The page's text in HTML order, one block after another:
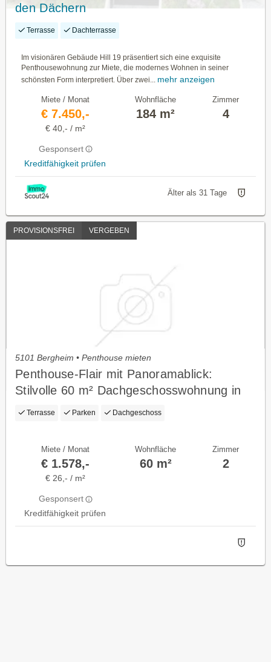
den Dächern
Terrasse Dachterrasse
Im visionären Gebäude Hill 19 präsentiert sich eine exquisite
Penthousewohnung zur Miete, die modernes Wohnen in seiner
schönsten Form interpretiert. Über zwei...
mehr anzeigen
Miete / Monat
€ 7.450,-
€ 40,- / m²
Gesponsert
Kreditfähigkeit prüfen
Wohnfläche
184 m²
Zimmer
4
Älter als 31 Tage
PROVISIONSFREI VERGEBEN
5101 Bergheim • Penthouse mieten
Penthouse-Flair mit Panoramablick:
Stilvolle 60 m² Dachgeschosswohnung in
Bergheim.
Terrasse Parken Dachgeschoss
Miete / Monat
€ 1.578,-
€ 26,- / m²
Gesponsert
Kreditfähigkeit prüfen
Wohnfläche
60 m²
Zimmer
2